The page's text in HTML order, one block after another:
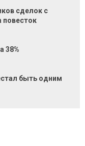
сделок с
повесток
38%
быть одним